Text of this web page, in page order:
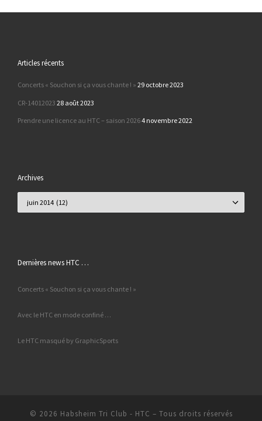
Articles récents
Concerts « Souchon si ça vous chante ! » 29 octobre 2023
CR-14012023 28 août 2023
Prendre une licence au HTC – saison 20264 novembre 2022
Archives
Dernières news HTC …
Concerts « Souchon si ça vous chante ! »
Avec le HTC en mode confiné …
Le HTC masqué by GraphicSports
© 2026 Habsheim Tri Club - HTC – Tous droits réservés